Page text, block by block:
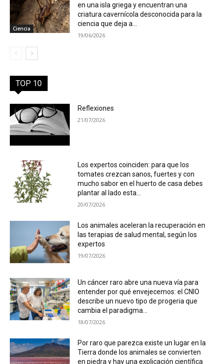
Ciencia
en una isla griega y encuentran una
criatura cavernícola desconocida para la
ciencia que deja a...
19/06/2026
TOP 10
Reflexiones
21/07/2026
Los expertos coinciden: para que los
tomates crezcan sanos, fuertes y con
mucho sabor en el huerto de casa debes
plantar al lado esta...
20/07/2026
Los animales aceleran la recuperación en
las terapias de salud mental, según los
expertos
19/07/2026
Un cáncer raro abre una nueva vía para
entender por qué envejecemos: el CNIO
describe un nuevo tipo de progeria que
cambia el paradigma...
18/07/2026
Por raro que parezca existe un lugar en la
Tierra donde los animales se convierten
en piedra y hay una explicación científica